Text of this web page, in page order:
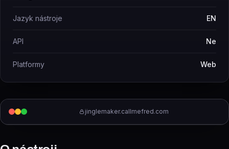
jinglemaker.callmefred.com
Jazyk nástroje EN
API Ne
Platformy Web